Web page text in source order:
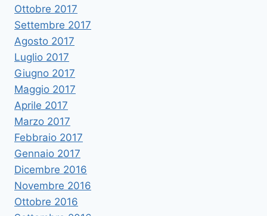
Ottobre 2017
Settembre 2017
Agosto 2017
Luglio 2017
Giugno 2017
Maggio 2017
Aprile 2017
Marzo 2017
Febbraio 2017
Gennaio 2017
Dicembre 2016
Novembre 2016
Ottobre 2016